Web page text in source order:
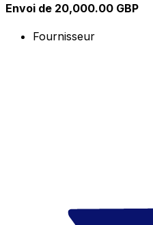
Envoi de 20,000.00 GBP
Fournisseur